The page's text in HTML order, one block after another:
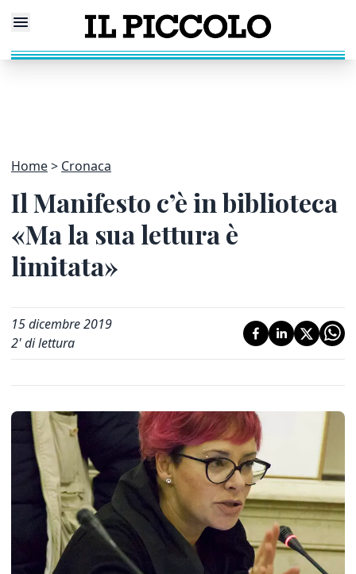
Home Cronaca
Il Manifesto c’è in biblioteca
«Ma la sua lettura è
limitata»
15 dicembre 2019
2' di lettura